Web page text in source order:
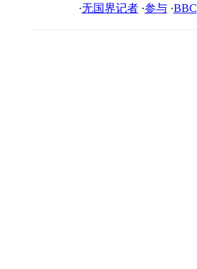
·无国界记者·参与·BBC